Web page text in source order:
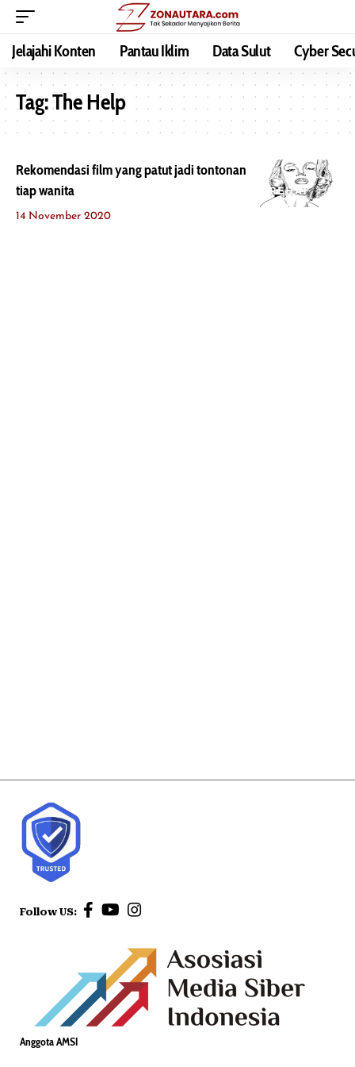
Jelajahi Konten Pantau Iklim Data Sulut Cyber
Tag:The Help
REHAT
Rekomendasi film yang patut jadi tontonan
tiap wanita
14 November 2020
Follow US:
Anggota AMSI